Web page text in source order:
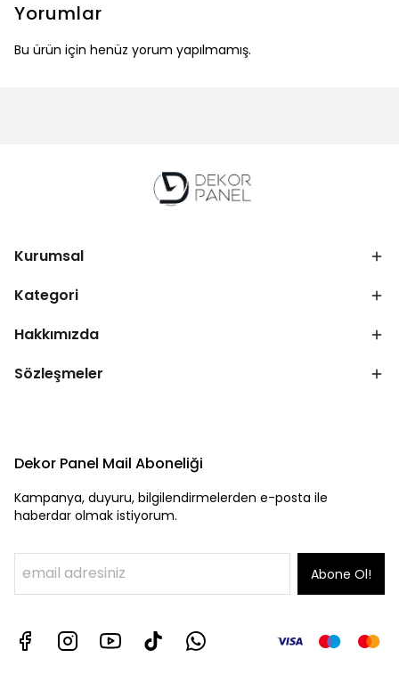
Yorumlar
Bu ürün için henüz yorum yapılmamış.
Kurumsal
Kategori
Hakkımızda
Sözleşmeler
Dekor Panel Mail Aboneliği
Kampanya, duyuru, bilgilendirmelerden e-posta ile
haberdar olmak istiyorum.
Abone Ol!